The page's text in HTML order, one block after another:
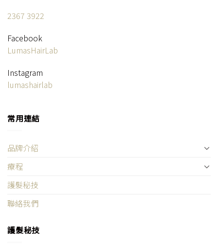
2367 3922
Facebook
LumasHairLab
Instagram
lumashairlab
常用連結
品牌介紹
療程
護髮秘技
聯絡我們
護髮秘技